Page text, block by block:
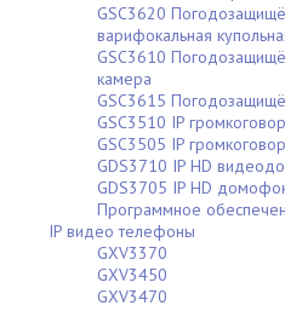
GSC3620
варифокальная
GSC3610
камера
GSC3615
GSC3510 IP
GSC3505 IP
GDS3710 IP HD
GDS3705 IP HD
Программное
IP видео телефоны
GXV3370
GXV3450
GXV3470